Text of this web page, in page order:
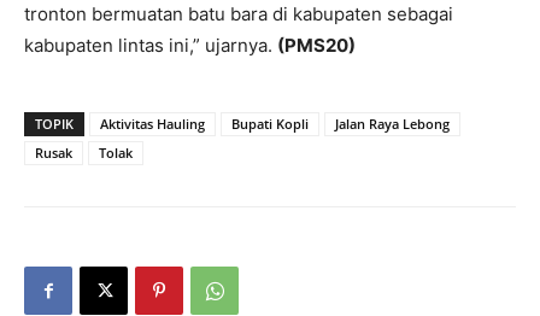
tronton bermuatan batu bara di kabupaten sebagai
kabupaten lintas ini,” ujarnya. (PMS20)
TOPIK Aktivitas Hauling Bupati Kopli
Jalan Raya Lebong
Rusak
Tolak